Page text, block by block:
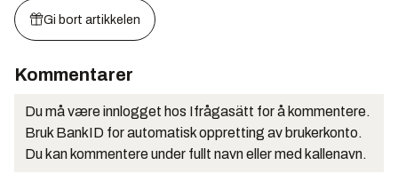
Gi bort artikkelen
Kommentarer
Du må være innlogget hos Ifrågasätt for å kommentere.
Bruk BankID for automatisk oppretting av brukerkonto.
Du kan kommentere under fullt navn eller med kallenavn.